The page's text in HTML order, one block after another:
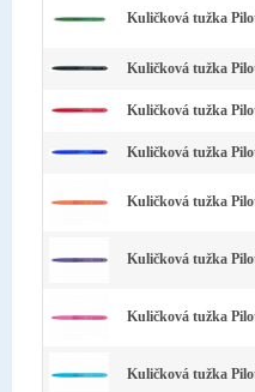
Kuličková tužka
Kuličková tužka
Kuličková tužka
Kuličková tužka
Kuličková tužka
Kuličková tužka
Kuličková tužka
Kuličková tužka